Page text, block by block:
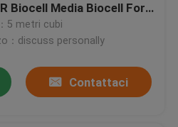
Biocell Media Biocell For
5 metri cubi
：discuss personally
Contattaci